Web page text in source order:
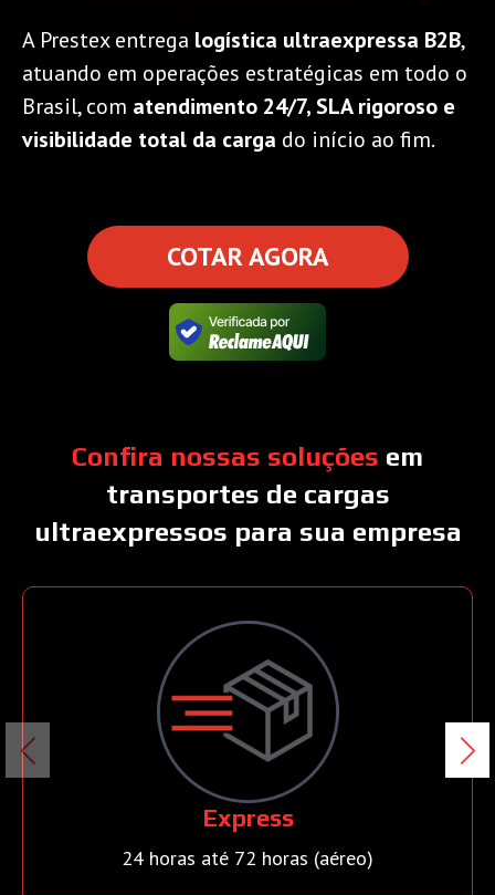
A Prestex entrega logística ultraexpressa B2B,
atuando em operações estratégicas em todo o
Brasil, com atendimento 24/7, SLA rigoroso e
visibilidade total da carga do início ao fim.
COTAR AGORA
Confira nossas soluções em
transportes de cargas
ultraexpressos para sua empresa
Express
24 horas até 72 horas (aéreo)